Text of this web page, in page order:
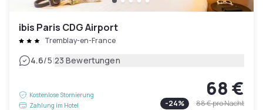
ibis Paris CDG Airport
Tremblay-en-France
4.6/5|23 Bewertungen
Kostenlose Stornierung
Zahlung im Hotel
68 €
-24% 88 €pro Nacht